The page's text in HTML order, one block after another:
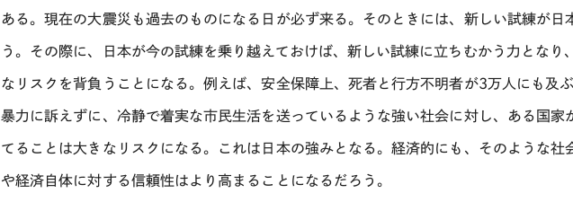
ある。現在の大震災も過去のものになる日が必ず来る。そのときには、新しい試練が日
う。その際に、日本が今の試練を乗り越えておけば、新しい試練に立ちむかう力となり
なリスクを背負うことになる。例えば、安全保障上、死者と行方不明者が3万人にも及
暴力に訴えずに、冷静で着実な市民生活を送っているような強い社会に対し、ある国家
てることは大きなリスクになる。これは日本の強みとなる。経済的にも、そのような社
や経済自体に対する信頼性はより高まることになるだろう。